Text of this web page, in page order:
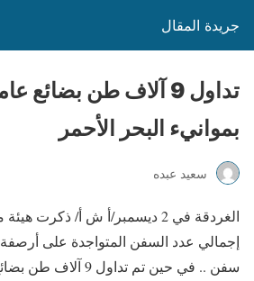
جريدة المقال
تداول 9 آلاف طن بضائع
بموانيء البحر الأحمر
سعيد عبده
الغردقة في 2 ديسمبر/أ ش أ/ ذكرت